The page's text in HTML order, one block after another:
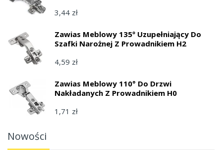
3,44 zł
Zawias Meblowy 135º Uzupełniający Do
Szafki Narożnej Z Prowadnikiem H2
4,59 zł
Zawias Meblowy 110° Do Drzwi
Nakładanych Z Prowadnikiem H0
1,71 zł
Nowości